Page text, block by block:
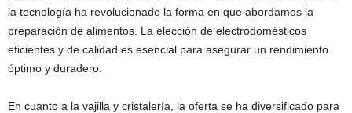
la tecnología ha revolucionado la forma en que abordamos la
preparación de alimentos. La elección de electrodomésticos
eficientes y de calidad es esencial para asegurar un rendimiento
óptimo y duradero.
En cuanto a la vajilla y cristalería, la oferta se ha diversificado para